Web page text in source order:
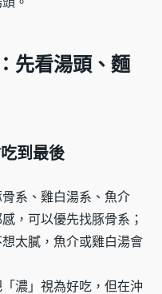
先看湯頭、麵
到最後
系、雞白湯系、魚介
，可以優先找豚骨系；
太膩，魚介或雞白湯會
濃」視為好吃，但在沖